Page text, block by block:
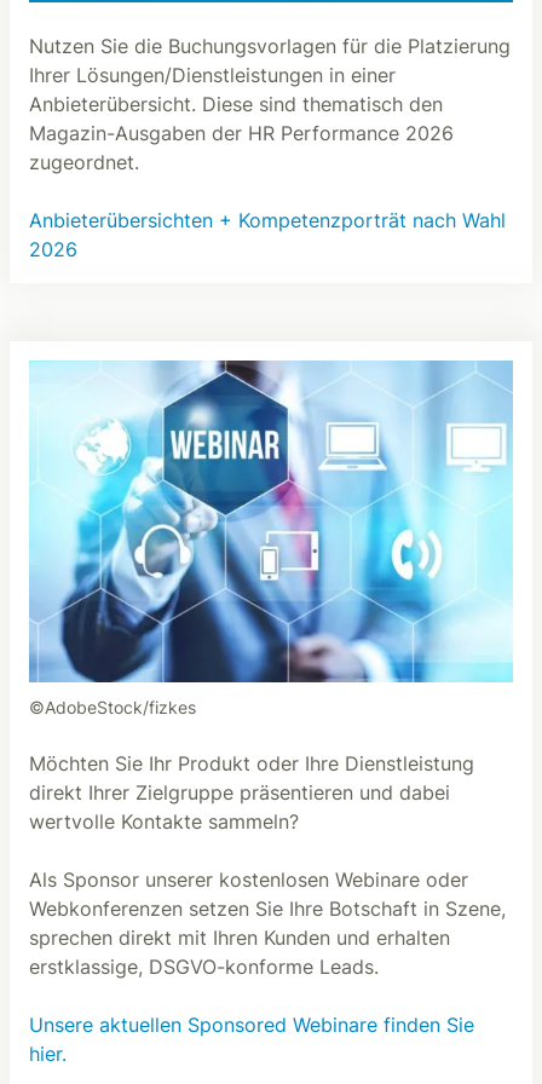
Nutzen Sie die Buchungsvorlagen für die Platzierung
Ihrer Lösungen/Dienstleistungen in einer
Anbieterübersicht. Diese sind thematisch den
Magazin-Ausgaben der HR Performance 2026
zugeordnet.
Anbieterübersichten + Kompetenzporträt nach Wahl
2026
©AdobeStock/fizkes
Möchten Sie Ihr Produkt oder Ihre Dienstleistung
direkt Ihrer Zielgruppe präsentieren und dabei
wertvolle Kontakte sammeln?
Als Sponsor unserer kostenlosen Webinare oder
Webkonferenzen setzen Sie Ihre Botschaft in Szene,
sprechen direkt mit Ihren Kunden und erhalten
erstklassige, DSGVO-konforme Leads.
Unsere aktuellen Sponsored Webinare finden Sie
hier.